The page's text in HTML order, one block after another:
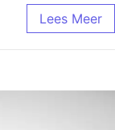
Lees Meer